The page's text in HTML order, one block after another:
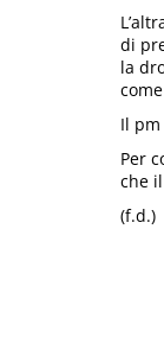
di
la
Il pm
Per
che
(f.d.)